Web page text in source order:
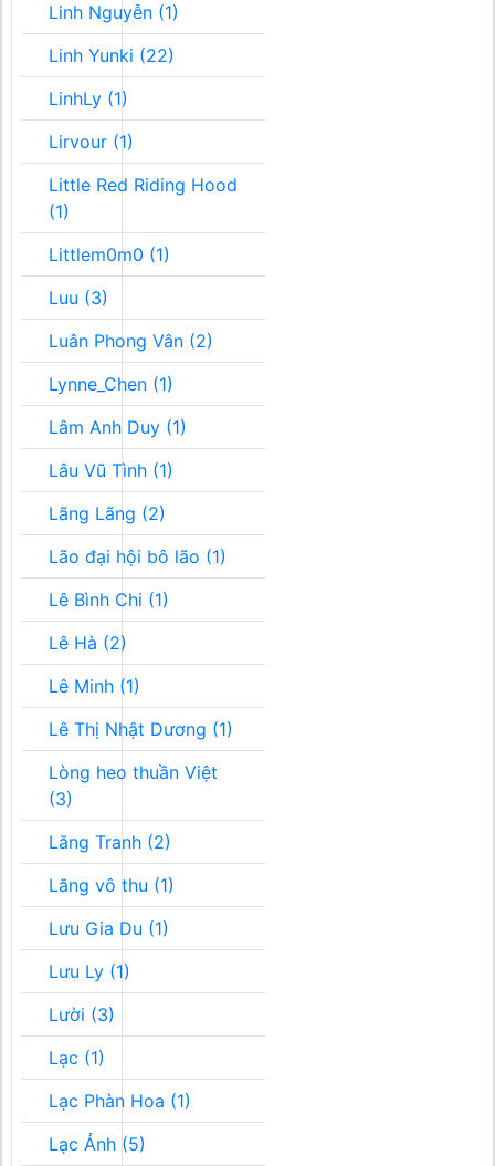
Linh Nguyễn (1)
Linh Yunki (22)
LinhLy (1)
Lirvour (1)
Little Red Riding Hood
(1)
Littlem0m0 (1)
Luu (3)
Luân Phong Vân (2)
Lynne_Chen (1)
Lâm Anh Duy (1)
Lâu Vũ Tình (1)
Lãng Lãng (2)
Lão đại hội bô lão (1)
Lê Bình Chi (1)
Lê Hà (2)
Lê Minh (1)
Lê Thị Nhật Dương (1)
Lòng heo thuần Việt
(3)
Lăng Tranh (2)
Lăng vô thu (1)
Lưu Gia Du (1)
Lưu Ly (1)
Lười (3)
Lạc (1)
Lạc Phàn Hoa (1)
Lạc Ảnh (5)